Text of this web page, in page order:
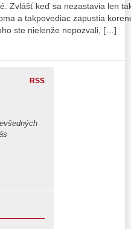
Zvlášť keď sa nezastavia len
a takpovediac zapustia
ste nielenže nepozvali, […]
RSS